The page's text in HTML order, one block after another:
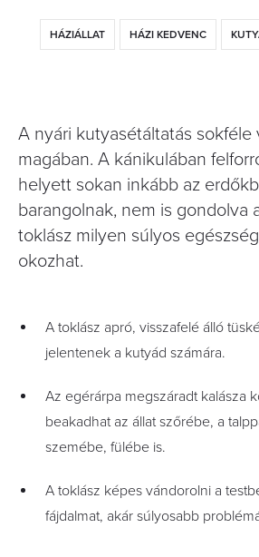
HÁZIÁLLAT HÁZI KEDVENC
A nyári kutyasétáltatás sokféle
magában. A kánikulában
helyett sokan inkább az
barangolnak, nem is gondolva
toklász milyen súlyos
okozhat.
A toklász apró, visszafelé álló
jelentenek a kutyád számára.
Az egérárpa megszáradt kalásza
beakadhat az állat szőrébe, a
szemébe, fülébe is.
A toklász képes vándorolni a
fájdalmat, akár súlyosabb